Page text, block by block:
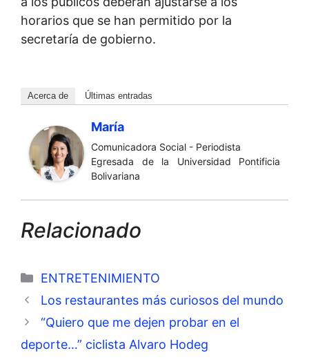
horarios que se han permitido por la
secretaría de gobierno.
Acerca de Últimas entradas
María
Comunicadora Social - Periodista
Egresada de la Universidad Pontificia
Bolivariana
Relacionado
Categorías
ENTRETENIMIENTO
Los restaurantes más curiosos del mundo
“Quiero que me dejen probar en el
deporte…” ciclista Alvaro Hodeg